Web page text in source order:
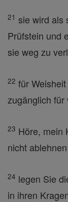
21 sie wird als
Prüfstein und
sie weg zu
22 für
zugänglich für
23 Höre, mein
nicht
24 legen Sie
in ihren